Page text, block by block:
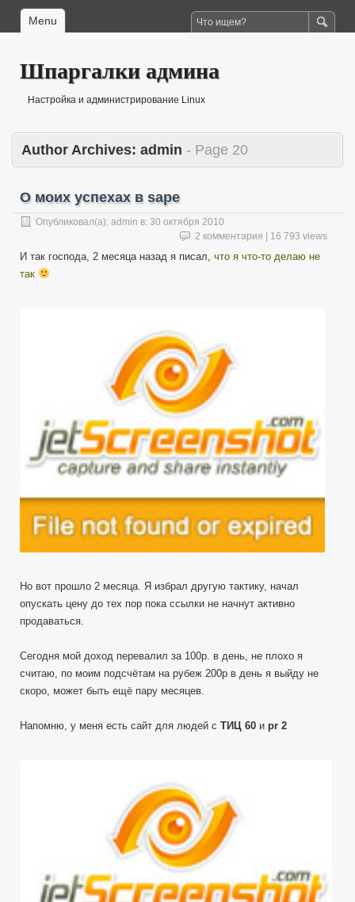
Menu
Шпаргалки админа
Настройка и администрирование Linux
Author Archives: admin - Page 20
О моих успехах в sape
Опубликовал(а): admin в: 30 октября 2010
2 комментария | 16 793 views
И так господа, 2 месяца назад я писал, что я что-то делаю не
так
Но вот прошло 2 месяца. Я избрал другую тактику, начал
опускать цену до тех пор пока ссылки не начнут активно
продаваться.
Сегодня мой доход перевалил за 100р. в день, не плохо я
считаю, по моим подсчётам на рубеж 200р в день я выйду не
скоро, может быть ещё пару месяцев.
Напомню, у меня есть сайт для людей с ТИЦ 60 и pr 2